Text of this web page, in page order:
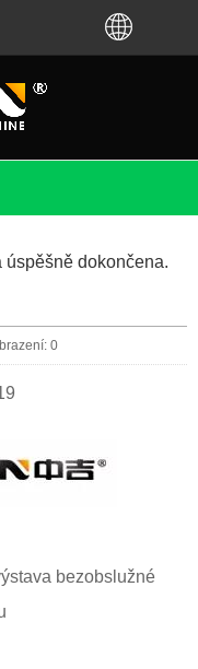
dokončena.
0
bezobslužné
jste si koupili